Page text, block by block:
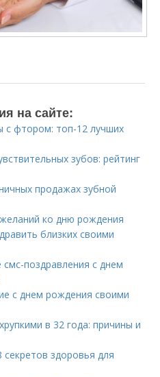
на сайте:
с фтором: топ-12 лучших
зубов: рейтинг
продажах зубной
ко дню рождения
близких своими
поздравления с днем
с днем рождения своими
в 32 года: причины и
здоровья для